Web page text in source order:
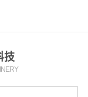
技